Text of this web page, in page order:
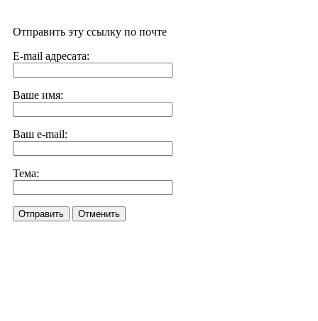
Отправить эту ссылку по почте
E-mail адресата:
Ваше имя:
Ваш e-mail:
Тема:
Отправить Отменить